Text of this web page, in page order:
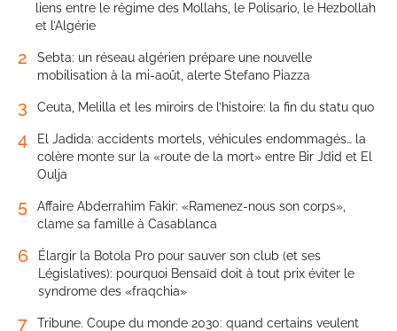
liens entre le régime des Mollahs, le Polisario, le Hezbollah
et l’Algérie
2
Sebta: un réseau algérien prépare une nouvelle
mobilisation à la mi-août, alerte Stefano Piazza
3 Ceuta, Melilla et les miroirs de l’histoire: la fin du statu quo
4
El Jadida: accidents mortels, véhicules endommagés… la
colère monte sur la «route de la mort» entre Bir Jdid et El
Oulja
5
Affaire Abderrahim Fakir: «Ramenez-nous son corps»,
clame sa famille à Casablanca
6
Élargir la Botola Pro pour sauver son club (et ses
Législatives): pourquoi Bensaïd doit à tout prix éviter le
syndrome des «fraqchia»
7
Tribune. Coupe du monde 2030: quand certains veulent